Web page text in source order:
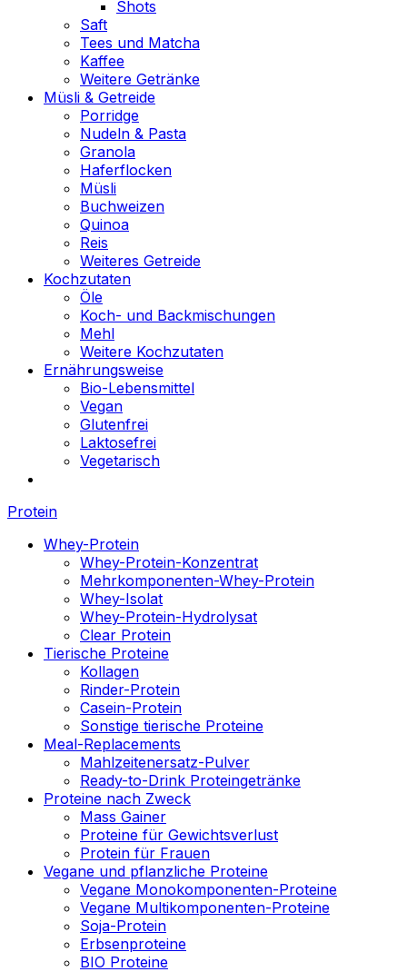
Shots
Saft
Tees und Matcha
Kaffee
Weitere Getränke
Müsli & Getreide
Porridge
Nudeln & Pasta
Granola
Haferflocken
Müsli
Buchweizen
Quinoa
Reis
Weiteres Getreide
Kochzutaten
Öle
Koch- und Backmischungen
Mehl
Weitere Kochzutaten
Ernährungsweise
Bio-Lebensmittel
Vegan
Glutenfrei
Laktosefrei
Vegetarisch
Protein
Whey-Protein
Whey-Protein-Konzentrat
Mehrkomponenten-Whey-Protein
Whey-Isolat
Whey-Protein-Hydrolysat
Clear Protein
Tierische Proteine
Kollagen
Rinder-Protein
Casein-Protein
Sonstige tierische Proteine
Meal-Replacements
Mahlzeitenersatz-Pulver
Ready-to-Drink Proteingetränke
Proteine nach Zweck
Mass Gainer
Proteine für Gewichtsverlust
Protein für Frauen
Vegane und pflanzliche Proteine
Vegane Monokomponenten-Proteine
Vegane Multikomponenten-Proteine
Soja-Protein
Erbsenproteine
BIO Proteine